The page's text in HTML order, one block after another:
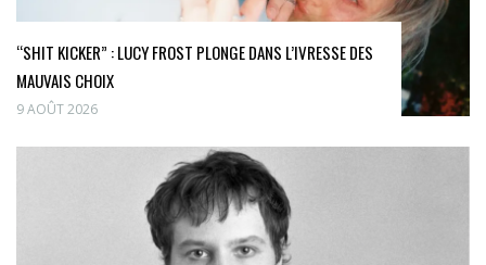
“SHIT KICKER” : LUCY FROST PLONGE DANS L’IVRESSE DES
MAUVAIS CHOIX
9 AOÛT 2026